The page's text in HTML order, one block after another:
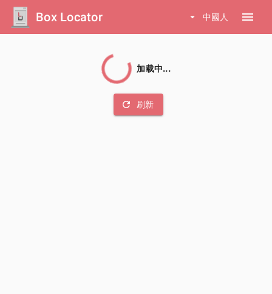
Box Locator arrow_drop_down 中國人 menu
加载中...
refresh 刷新